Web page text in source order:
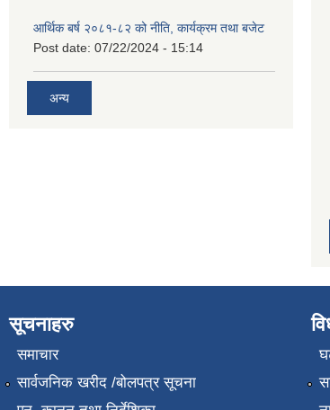
आर्थिक बर्ष २०८१-८२ को नीति, कार्यक्रम तथा बजेट
Post date: 07/22/2024 - 15:14
अन्य
सूचनाहरु
समाचार
सार्वजनिक खरीद /बोलपत्र सूचना